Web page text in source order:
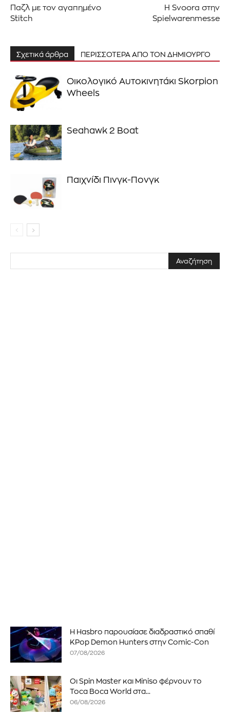
Διάβασα και αποδέχομαι την Πολιτική Απορρήτου .
Παζλ με τον αγαπημένο
Stitch
Η Svoora στην
Spielwarenmesse
Σχετικά άρθρα ΠΕΡΙΣΣΟΤΕΡΑ ΑΠΟ ΤΟΝ ΔΗΜΙΟΥΡΓΟ
Οικολογικό Αυτοκινητάκι Skorpion
Wheels
Seahawk 2 Boat
Παιχνίδι Πινγκ-Πονγκ
Η Hasbro παρουσίασε διαδραστικό σπαθί
KPop Demon Hunters στην Comic-Con
07/08/2026
Οι Spin Master και Miniso φέρνουν το
Toca Boca World στα...
06/08/2026